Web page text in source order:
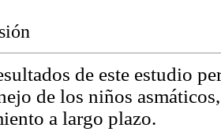
de este estudio
de los niños
a largo plazo.